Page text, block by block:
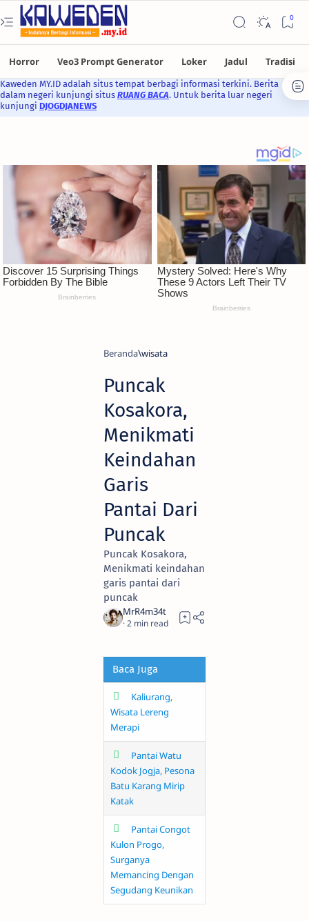
Kaweden MY.ID adalah situs tempat berbagi informasi terkini. Berita
dalam negeri kunjungi situs RUANG BACA. Untuk berita luar negeri
kunjungi DJOGDJANEWS
Beranda wisata
Puncak
Kosakora,
Menikmati
Keindahan
Garis
Pantai Dari
Puncak
Puncak Kosakora,
Menikmati keindahan
garis pantai dari
puncak
2
Baca Juga
Kaliurang,
Wisata Lereng
Merapi
Pantai Watu
Kodok Jogja, Pesona
Batu Karang Mirip
Katak
Pantai Congot
Kulon Progo,
Surganya
Memancing Dengan
Segudang Keunikan